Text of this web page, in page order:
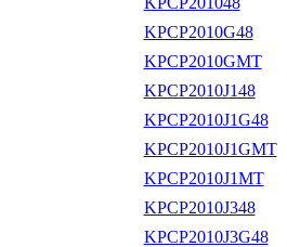
KPCP2010G48
KPCP2010GMT
KPCP2010J148
KPCP2010J1G48
KPCP2010J1GMT
KPCP2010J1MT
KPCP2010J348
KPCP2010J3G48